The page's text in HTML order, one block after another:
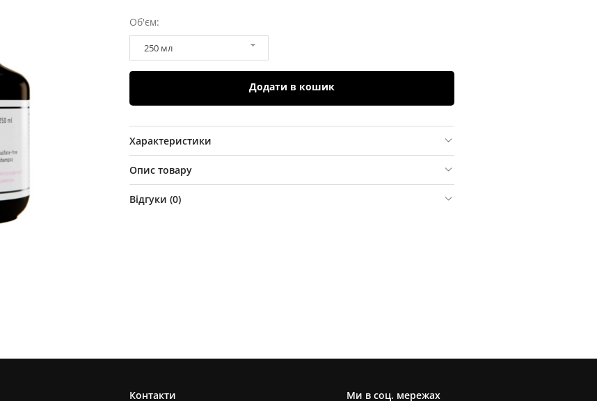
Об'єм:
250 мл
Додати в кошик
Характеристики
Опис товару
Відгуки (0)
Контакти Ми в соц. мережах